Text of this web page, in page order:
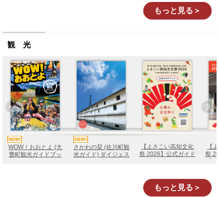
もっと見る＞
観 光
WOW！おおとよ (大
豊町観光ガイドブッ
さかわの栞 (佐川町観
光ガイド) ダイジェス
ト版
【よさこい高知文化
祭 2026】公式ガイド
【
祭
もっと見る＞